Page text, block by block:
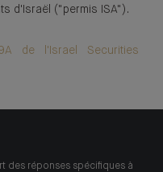
d'Israël ("permis ISA").
de l'Israel Securities
des réponses spécifiques à